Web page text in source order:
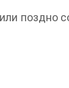
поздно